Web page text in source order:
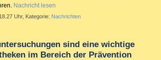
Nachricht lesen
Uhr, Kategorie: Nachrichten
sind eine wichtige
im Bereich der Prävention